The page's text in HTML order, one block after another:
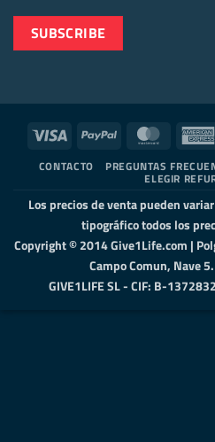
Visa PayPal
CONTACTO PREGUNTAS
ELEGIR
Los precios de venta pueden
tipográfico todos los
Copyright © 2014 Give1Life.com |
Campo Comun, Nave
GIVE1LIFE SL - CIF: B-